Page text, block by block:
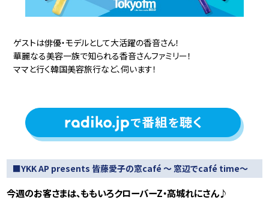
ゲストは俳優・モデルとして大活躍の香音さん！
華麗なる美容一族で知られる香音さんファミリー！
ママと行く韓国美容旅行など、伺います！
■YKK AP presents 皆藤愛子の窓café ～ 窓辺でcafé time～
今週のお客さまは、ももいろクローバーZ・高城れにさん♪